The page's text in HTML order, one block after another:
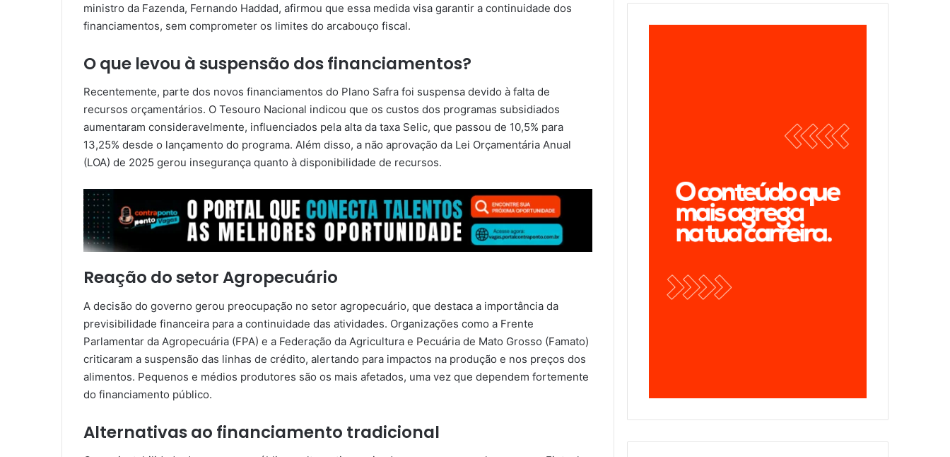
ministro da Fazenda, Fernando Haddad, afirmou que essa medida visa garantir a continuidade dos
financiamentos, sem comprometer os limites do arcabouço fiscal.
O que levou à suspensão dos financiamentos?
Recentemente, parte dos novos financiamentos do Plano Safra foi suspensa devido à falta de
recursos orçamentários. O Tesouro Nacional indicou que os custos dos programas subsidiados
aumentaram consideravelmente, influenciados pela alta da taxa Selic, que passou de 10,5% para
13,25% desde o lançamento do programa. Além disso, a não aprovação da Lei Orçamentária Anual
(LOA) de 2025 gerou insegurança quanto à disponibilidade de recursos.
Reação do setor Agropecuário
A decisão do governo gerou preocupação no setor agropecuário, que destaca a importância da
previsibilidade financeira para a continuidade das atividades. Organizações como a Frente
Parlamentar da Agropecuária (FPA) e a Federação da Agricultura e Pecuária de Mato Grosso (Famato)
criticaram a suspensão das linhas de crédito, alertando para impactos na produção e nos preços dos
alimentos. Pequenos e médios produtores são os mais afetados, uma vez que dependem fortemente
do financiamento público.
Alternativas ao financiamento tradicional